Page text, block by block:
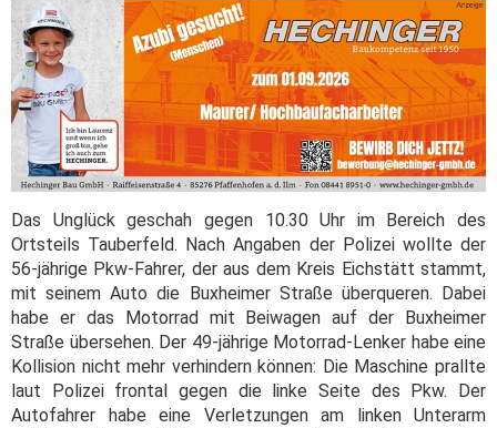
Das Unglück geschah gegen 10.30 Uhr im Bereich des
Ortsteils Tauberfeld. Nach Angaben der Polizei wollte der
56-jährige Pkw-Fahrer, der aus dem Kreis Eichstätt stammt,
mit seinem Auto die Buxheimer Straße überqueren. Dabei
habe er das Motorrad mit Beiwagen auf der Buxheimer
Straße übersehen. Der 49-jährige Motorrad-Lenker habe eine
Kollision nicht mehr verhindern können: Die Maschine prallte
laut Polizei frontal gegen die linke Seite des Pkw. Der
Autofahrer habe eine Verletzungen am linken Unterarm